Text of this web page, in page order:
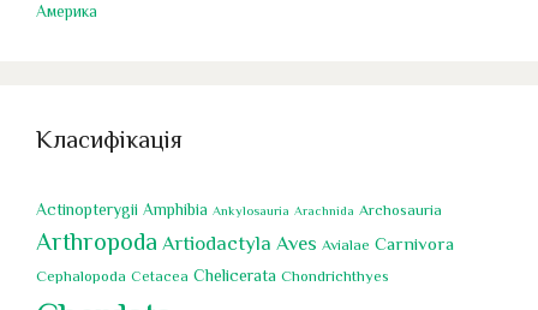
Америка
Класифікація
Actinopterygii Amphibia Ankylosauria Arachnida Archosauria
Arthropoda Artiodactyla Aves Avialae Carnivora
Cephalopoda Cetacea Chelicerata Chondrichthyes